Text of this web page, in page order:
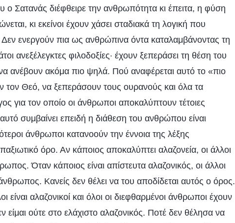
ο Σατανάς διέφθειρε την ανθρωπότητα κι έπειτα, η φύση
κι εκείνοι έχουν χάσει σταδιακά τη λογική που
Δεν ενεργούν πια ως ανθρώπινα όντα καταλαμβάνοντας τη
ανεξέλεγκτες φιλοδοξίες· έχουν ξεπεράσει τη θέση του
ακόμα πιο ψηλά. Πού αναφέρεται αυτό το «πιο
Θεό, να ξεπεράσουν τους ουρανούς και όλα τα
για τον οποίο οι άνθρωποι αποκαλύπτουν τέτοιες
συμβαίνει επειδή η διάθεση του ανθρώπου είναι
άνθρωποι κατανοούν την έννοια της λέξης
όρο. Αν κάποιος αποκαλύπτει αλαζονεία, οι άλλοι
Όταν κάποιος είναι απίστευτα αλαζονικός, οι άλλοι
Κανείς δεν θέλει να του αποδίδεται αυτός ο όρος.
αλαζονικοί και όλοι οι διεφθαρμένοι άνθρωποι έχουν
είμαι ούτε στο ελάχιστο αλαζονικός. Ποτέ δεν θέλησα να